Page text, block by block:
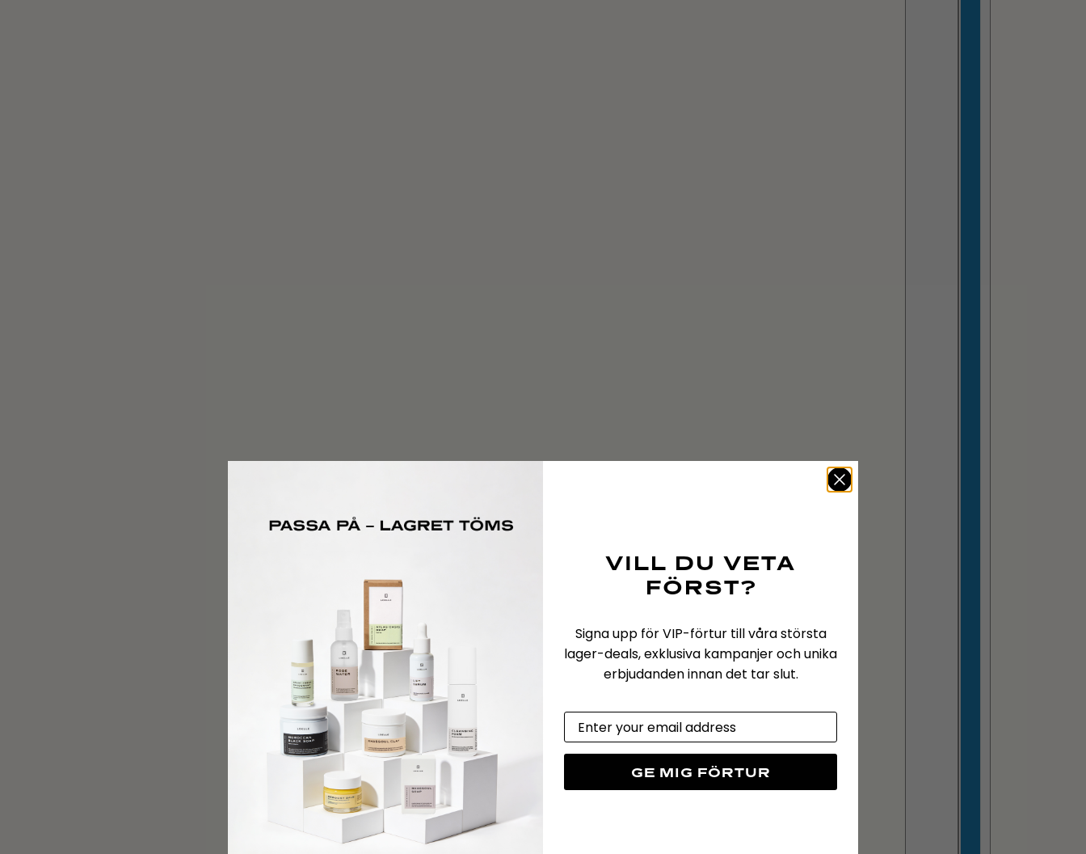
VILL DU VETA
FÖRST?
Signa upp för VIP-förtur till våra största
lager-deals, exklusiva kampanjer och unika
erbjudanden innan det tar slut.
Email
GE MIG FÖRTUR